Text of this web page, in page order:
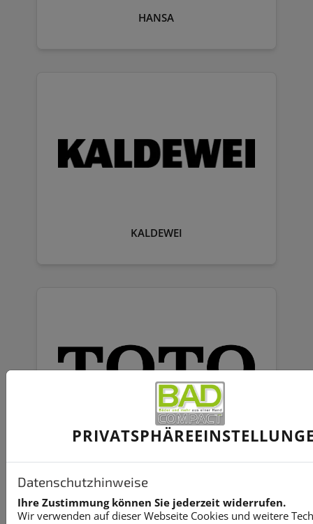
HANSA
KALDEWEI
Datenschutzhinweise
Ihre Zustimmung können Sie jederzeit widerrufen.
Wir verwenden auf dieser Webseite Cookies und weitere